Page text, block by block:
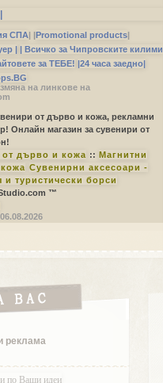
СПА| |Promotional products|
| | Всичко за Чипровските килими
за ТЕБЕ! |24 часа заедно|
на линкове на
от дърво и кожа, рекламни
Онлайн магазин за сувенири от
дърво и кожа :: Магнитни
Сувенирни аксесоари -
и туристически борси
™
реклама
по Ваши идеи